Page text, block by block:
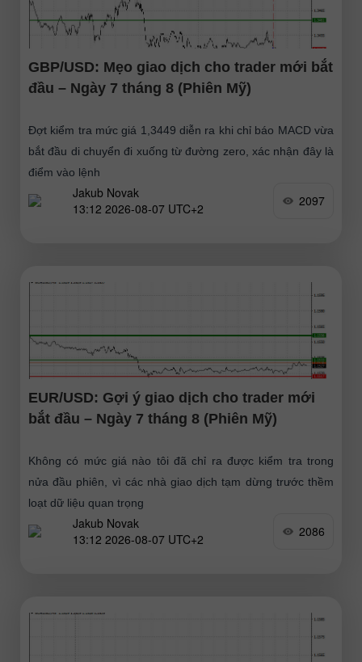
GBP/USD: Mẹo giao dịch cho trader mới bắt
đầu – Ngày 7 tháng 8 (Phiên Mỹ)
Đợt kiểm tra mức giá 1,3449 diễn ra khi chỉ báo MACD vừa
bắt đầu di chuyển đi xuống từ đường zero, xác nhận đây là
điểm vào lệnh
Jakub Novak
13:12 2026-08-07 UTC+2
2097
EUR/USD: Gợi ý giao dịch cho trader mới
bắt đầu – Ngày 7 tháng 8 (Phiên Mỹ)
Không có mức giá nào tôi đã chỉ ra được kiểm tra trong
nửa đầu phiên, vì các nhà giao dịch tạm dừng trước thềm
loạt dữ liệu quan trọng
Jakub Novak
13:12 2026-08-07 UTC+2
2086